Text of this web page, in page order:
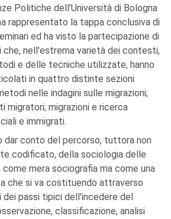
Politiche dell'Università di Bologna
rappresentato la tappa conclusiva di
ed ha visto la partecipazione di
nell'estrema varietà dei contesti,
e delle tecniche utilizzate, hanno
in quattro distinte sezioni
nelle indagini sulle migrazioni;
migratori; migrazioni e ricerca
e immigrati.
dar conto del percorso, tuttora non
codificato, della sociologia delle
come mera sociografia ma come una
che si va costituendo attraverso
dei passi tipici dell'incedere del
classificazione, analisi